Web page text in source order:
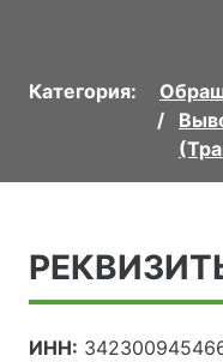
Категория:
ИНН: